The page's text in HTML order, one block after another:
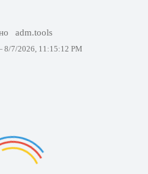
adm.tools
8/7/2026, 11:15:12 PM